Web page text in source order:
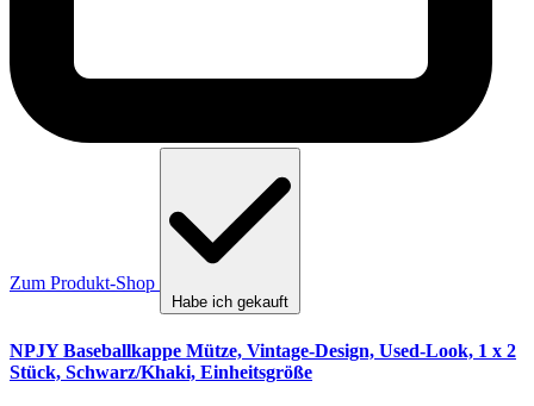
Zum Produkt-Shop
Habe ich gekauft
NPJY Baseballkappe Mütze, Vintage-Design, Used-Look, 1 x 2
Stück, Schwarz/Khaki, Einheitsgröße